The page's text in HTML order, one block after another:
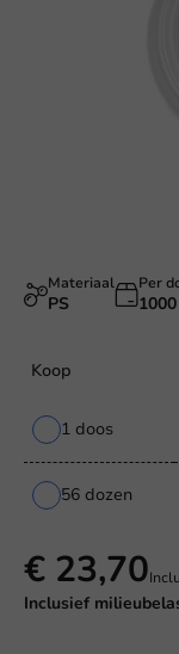
Materiaal
PS
Per
1000
Koop
1 doos
56 dozen
€ 23,70
Inclusief